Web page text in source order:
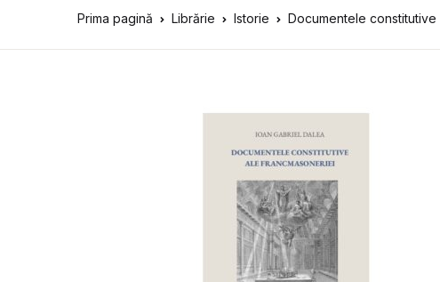
Prima pagină Librărie Istorie Documentele